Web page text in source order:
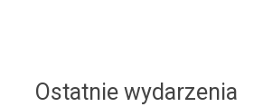
Ostatnie wydarzenia